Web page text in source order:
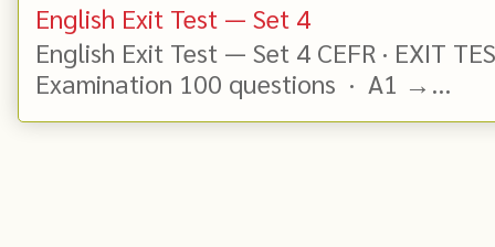
English Exit Test — Set 4
English Exit Test — Set 4 CEFR · EXIT
Examination 100 questions · A1 →...